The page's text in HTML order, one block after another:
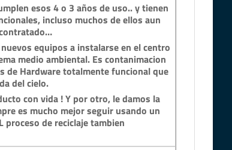
esos 4 o 3 años de uso.. y tienen
incluso muchos de ellos aun
equipos a instalarse en el centro
medio ambiental. Es contanimacion
de Hardware totalmente funcional que
del cielo.
con vida ! Y por otro, le damos la
es mucho mejor seguir usando un
proceso de reciclaje tambien